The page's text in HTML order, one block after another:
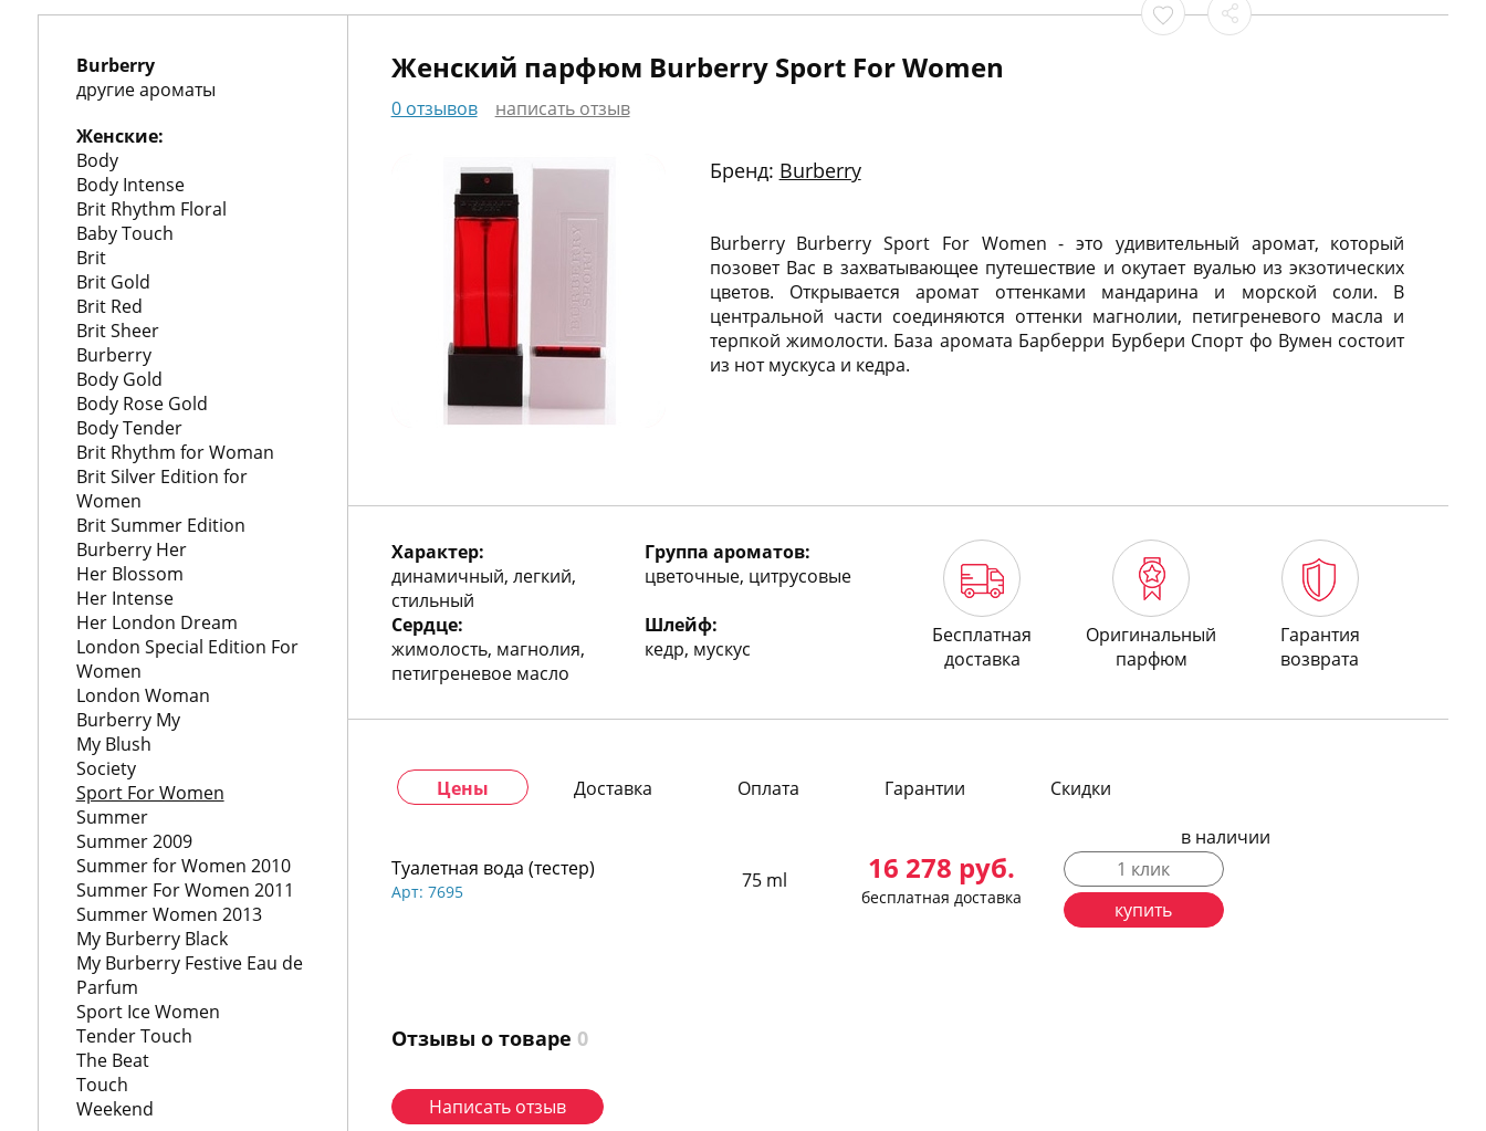
Burberry
другие ароматы
Женские:
Body
Body Intense
Brit Rhythm Floral
Baby Touch
Brit
Brit Gold
Brit Red
Brit Sheer
Burberry
Body Gold
Body Rose Gold
Body Tender
Brit Rhythm for Woman
Brit Silver Edition for
Women
Brit Summer Edition
Burberry Her
Her Blossom
Her Intense
Her London Dream
London Special Edition For
Women
London Woman
Burberry My
My Blush
Society
Sport For Women
Summer
Summer 2009
Summer for Women 2010
Summer For Women 2011
Summer Women 2013
My Burberry Black
My Burberry Festive Eau de
Parfum
Sport Ice Women
Tender Touch
The Beat
Touch
Weekend
Женский парфюм Burberry Sport For Women
0 отзывов написать отзыв
Бренд: Burberry
Burberry Burberry Sport For Women - это удивительный аромат, который
позовет Вас в захватывающее путешествие и окутает вуалью из экзотических
цветов. Открывается аромат оттенками мандарина и морской соли. В
центральной части соединяются оттенки магнолии, петигреневого масла и
терпкой жимолости. База аромата Барберри Бурбери Спорт фо Вумен состоит
из нот мускуса и кедра.
Характер:
динамичный, легкий,
стильный
Группа ароматов:
цветочные, цитрусовые
Сердце:
жимолость, магнолия,
петигреневое масло
Шлейф:
кедр, мускус
Бесплатная
доставка
Оригинальный
парфюм
Гарантия
возврата
Цены Доставка Оплата Гарантии Скидки
Туалетная вода (тестер)
Арт: 7695 75 ml 16 278 руб.
бесплатная доставка
в наличии
1 клик
купить
Отзывы о товаре 0
Написать отзыв
Гарантии
клиентам
Доставка
и
оплата
Контакты
пн.-
вс.
10:00-
20:00
+7
(495)
772
06
81